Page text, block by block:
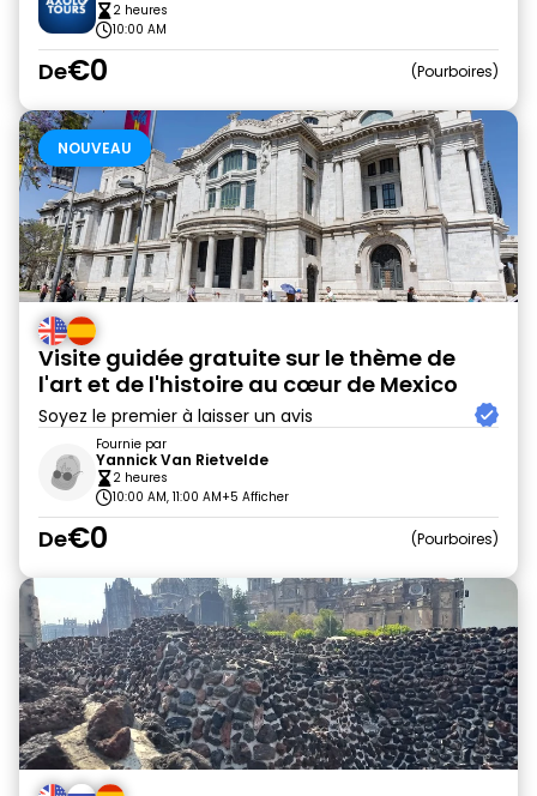
2 heures
10:00 AM
De€0 Pourboires
NOUVEAU
Visite guidée gratuite sur le thème de
l'art et de l'histoire au cœur de Mexico
Soyez le premier à laisser un avis
Fournie par
Yannick Van Rietvelde
2 heures
10:00 AM, 11:00 AM+5 Afficher
De€0 Pourboires